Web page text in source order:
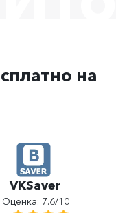
на
VKSaver
Оценка: 7.6/10